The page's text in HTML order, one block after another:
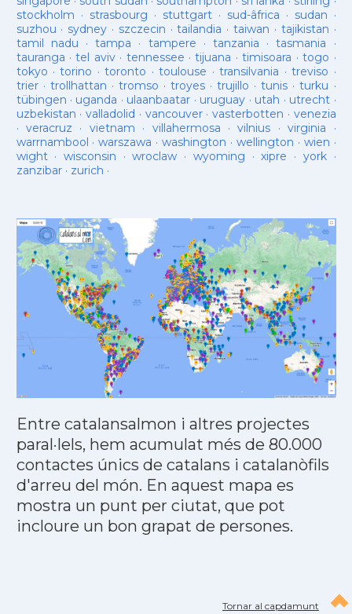
stockholm · strasbourg · stuttgart· sud-âfrica · sudan ·
suzhou · sydney · szczecin ·tailandia ·taiwan · tajikistan ·
tamil nadu ·tampa · tampere · tanzania ·tasmania ·
tauranga ·tel aviv· tennessee ·tijuana ·timisoara ·togo ·
tokyo ·torino ·toronto ·toulouse ·transilvania ·treviso ·
trier· trollhattan · tromso · troyes·trujillo ·tunis ·turku ·
tübingen · uganda · ulaanbaatar · uruguay · utah · utrecht ·
uzbekistan · valladolid · vancouver· vasterbotten · venezia
· veracruz · vietnam · villahermosa ·vilnius ·virginia ·
warrnambool ·warszawa ·washington · wellington · wien ·
wight· wisconsin ·wroclaw · wyoming ·xipre · york·
zanzibar· zurich ·
Entre catalansalmon i altres projectes
paral·lels, hem acumulat més de 80.000
contactes únics de catalans i catalanòfils
d'arreu del món. En aquest mapa es
mostra un punt per ciutat, que pot
incloure un bon grapat de persones.
Tornar al capdamunt